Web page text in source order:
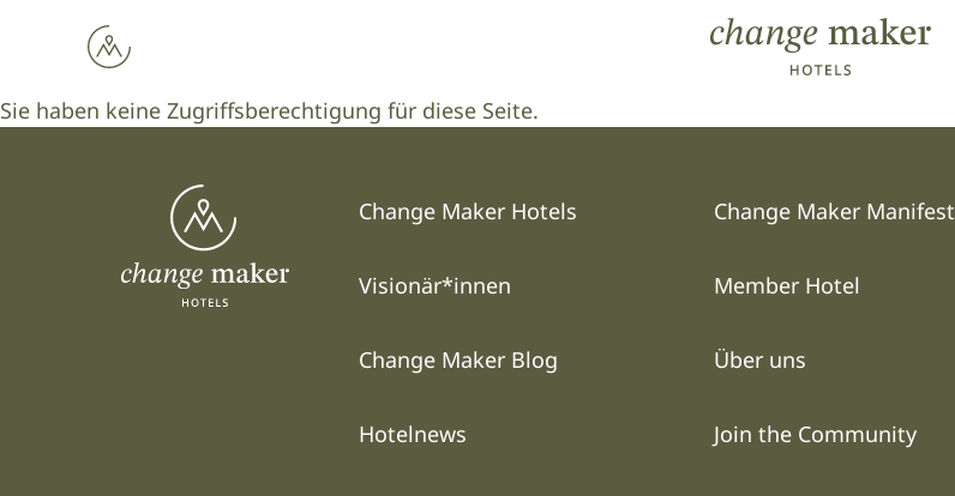
Direkt zum Inhalt
Sie haben keine Zugriffsberechtigung für diese Seite.
Hauptmenü 1
Change Maker Hotels
Visionär*innen
Change Maker Blog
Hotelnews
Hauptmenü 2
Change Maker Manifest
Member Hotel
Über uns
Join the Community